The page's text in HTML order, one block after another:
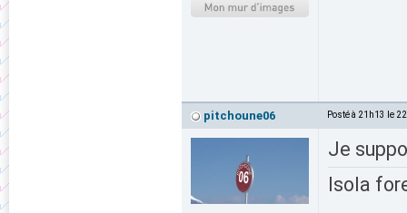
pitchoune06 Posté à 21h13 le
Je
Isola